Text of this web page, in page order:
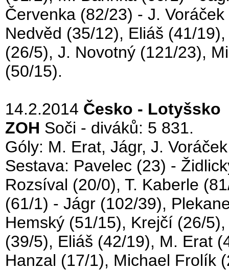
Červenka (82/23) - J.
Nedvěd (35/12), Eliáš (41/
(26/5), J. Novotný (121/23),
(50/15).
14.2.2014 Česko - Lotyšsko
ZOH Soči - diváků: 5 831.
Góly: M. Erat, Jágr, J.
Sestava: Pavelec (23) -
Rozsíval (20/0), T. Kaberle
(61/1) - Jágr (102/39),
Hemský (51/15), Krejčí (26/
(39/5), Eliáš (42/19), M. Erat
Hanzal (17/1), Michael Frolík